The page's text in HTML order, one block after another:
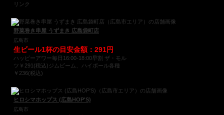
リンク
野菜巻き串屋 うずまき 広島袋町店
広島市
生ビール1杯の目安金額：291円
ハッピーアワー毎日16:00-18:00早割 ザ・モル
ツ￥291(税込)ジムビーム、ハイボール各種
￥236(税込)
ヒロシマホップス (広島HOP'S)
広島市